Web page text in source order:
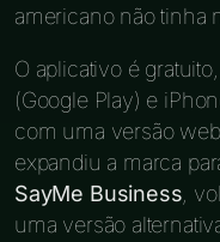
americano não tinha
O aplicativo é
(Google Play) e
com uma versão
expandiu a marca
SayMe Business,
uma versão